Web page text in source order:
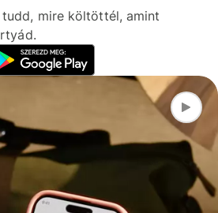
mire költöttél, amint